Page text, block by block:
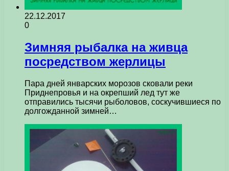
22.12.2017
0
Зимняя рыбалка на живца
посредством жерлицы
Пара дней январских морозов сковали реки
Приднепровья и на окрепший лед тут же
отправились тысячи рыболовов, соскучившиеся по
долгожданной зимней…